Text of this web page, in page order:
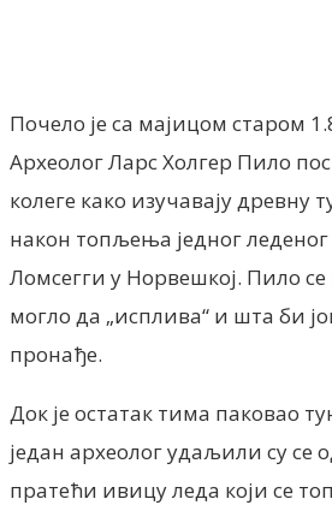
Почело је са мајицом старом
Археолог Ларс Холгер Пило
колеге како изучавају древну
након топљења једног
Ломсегги у Норвешкој. Пило
могло да „исплива“ и шта би
пронађе.
Док је остатак тима паковао
један археолог удаљили су се
пратећи ивицу леда који се